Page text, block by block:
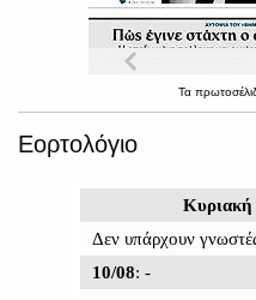
Τα
Εορτολόγιο